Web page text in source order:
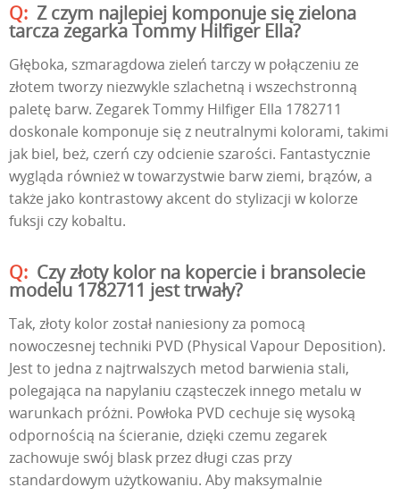
Z czym najlepiej komponuje się zielona
tarcza zegarka Tommy Hilfiger Ella?
Głęboka, szmaragdowa zieleń tarczy w połączeniu ze
złotem tworzy niezwykle szlachetną i wszechstronną
paletę barw. Zegarek Tommy Hilfiger Ella 1782711
doskonale komponuje się z neutralnymi kolorami, takimi
jak biel, beż, czerń czy odcienie szarości. Fantastycznie
wygląda również w towarzystwie barw ziemi, brązów, a
także jako kontrastowy akcent do stylizacji w kolorze
fuksji czy kobaltu.
Czy złoty kolor na kopercie i bransolecie
modelu 1782711 jest trwały?
Tak, złoty kolor został naniesiony za pomocą
nowoczesnej techniki PVD (Physical Vapour Deposition).
Jest to jedna z najtrwalszych metod barwienia stali,
polegająca na napylaniu cząsteczek innego metalu w
warunkach próżni. Powłoka PVD cechuje się wysoką
odpornością na ścieranie, dzięki czemu zegarek
zachowuje swój blask przez długi czas przy
standardowym użytkowaniu. Aby maksymalnie